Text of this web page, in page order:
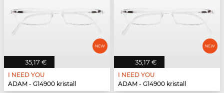
35,17 €
I NEED YOU
ADAM - G14900 kristall
35,17 €
I NEED YOU
ADAM - G14900 kristall